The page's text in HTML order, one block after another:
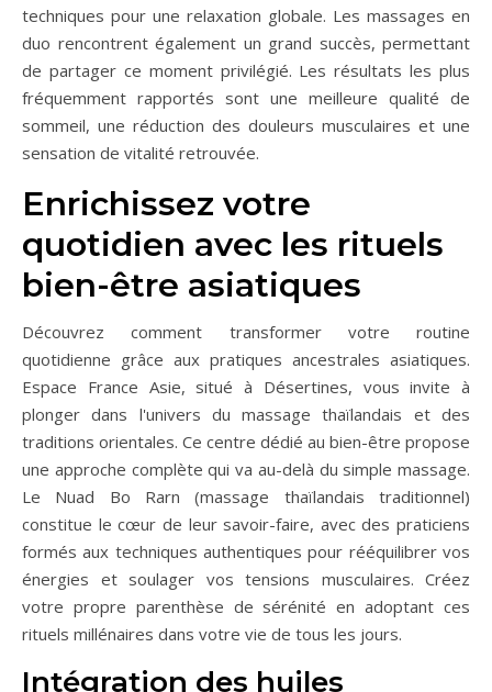
techniques pour une relaxation globale. Les massages en
duo rencontrent également un grand succès, permettant
de partager ce moment privilégié. Les résultats les plus
fréquemment rapportés sont une meilleure qualité de
sommeil, une réduction des douleurs musculaires et une
sensation de vitalité retrouvée.
Enrichissez votre
quotidien avec les rituels
bien-être asiatiques
Découvrez comment transformer votre routine
quotidienne grâce aux pratiques ancestrales asiatiques.
Espace France Asie, situé à Désertines, vous invite à
plonger dans l'univers du massage thaïlandais et des
traditions orientales. Ce centre dédié au bien-être propose
une approche complète qui va au-delà du simple massage.
Le Nuad Bo Rarn (massage thaïlandais traditionnel)
constitue le cœur de leur savoir-faire, avec des praticiens
formés aux techniques authentiques pour rééquilibrer vos
énergies et soulager vos tensions musculaires. Créez
votre propre parenthèse de sérénité en adoptant ces
rituels millénaires dans votre vie de tous les jours.
Intégration des huiles